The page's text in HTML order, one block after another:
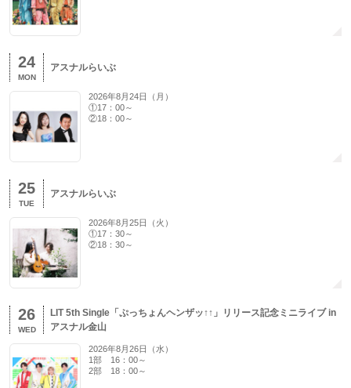
24
MON
アスナルらいぶ
2026年8月24日（月）
①17：00～
②18：00～
25
TUE
アスナルらいぶ
2026年8月25日（火）
①17：30～
②18：30～
26
WED
LIT 5th Single「ぷっちょんヘンザッ↑↑」リリース記念ミニライブ in
アスナル金山
2026年8月26日（水）
1部 16：00～
2部 18：00～